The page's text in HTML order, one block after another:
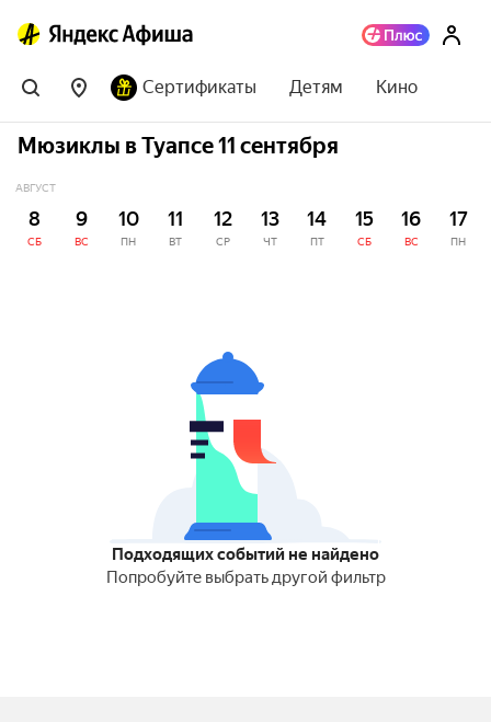
Сертификаты Детям Кино
Мюзиклы в Туапсе 11 сентября
АВГУСТ
8
СБ
9
ВС
10
ПН
11
ВТ
12
СР
13
ЧТ
14
ПТ
15
СБ
16
ВС
17
ПН
Подходящих событий не найдено
Попробуйте выбрать другой фильтр